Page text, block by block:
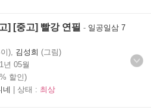
] [중고] 빨강 연필 - 일공일삼 7
), 김성희 (그림)
년 05월
할인)
네 | 상태 : 최상